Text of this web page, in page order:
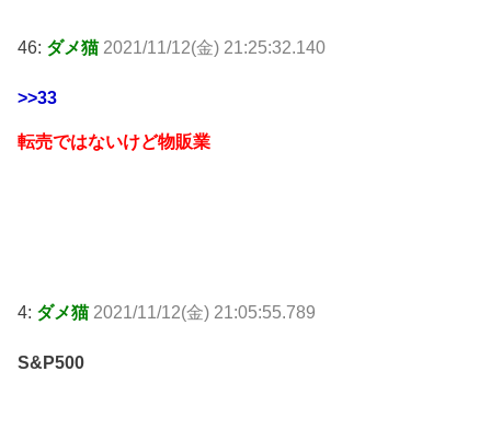
46: ダメ猫 2021/11/12(金) 21:25:32.140
>>33
転売ではないけど物販業
4: ダメ猫 2021/11/12(金) 21:05:55.789
S&P500